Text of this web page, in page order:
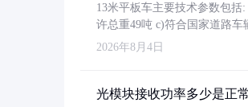
13米平板车主要技术参数包括
许总重49吨 c)符合国家道路
2026年8月4日
光模块接收功率多少是正常